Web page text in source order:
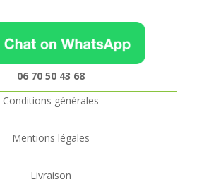
06 70 50 43 68
Conditions générales
Mentions légales
Livraison